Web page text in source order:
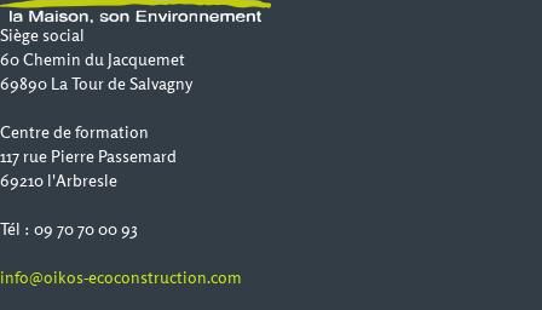
Siège social
60 Chemin du Jacquemet
69890 La Tour de Salvagny
Centre de formation
117 rue Pierre Passemard
69210 l'Arbresle
Tél : 09 70 70 00 93
info@oikos-ecoconstruction.com